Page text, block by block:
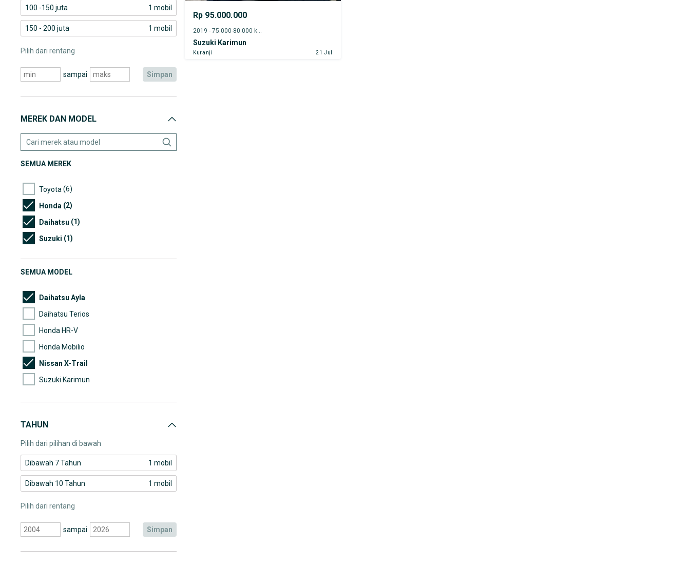
100 -150 juta 1 mobil
150 - 200 juta 1 mobil
Pilih dari rentang
sampai simpan
MEREK DAN MODEL
SEMUA MEREK
Toyota (6)
Honda (2)
Daihatsu (1)
Suzuki (1)
SEMUA MODEL
Daihatsu Ayla
Daihatsu Terios
Honda HR-V
Honda Mobilio
Nissan X-Trail
Suzuki Karimun
TAHUN
Pilih dari pilihan di bawah
Dibawah 7 Tahun 1 mobil
Dibawah 10 Tahun 1 mobil
Pilih dari rentang
sampai simpan
Rp 95.000.000
Suzuki Karimun
Kuranji 21 Jul